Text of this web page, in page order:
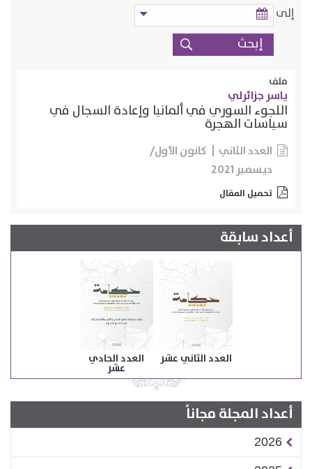
إلى
ملف
ياسر جزائرلي
اللجوء السوري في ألمانيا وإعادة السجال في
سياسات الهجرة
العدد الثاني
كانون الأول/
ديسمبر 2021
تحميل المقال
أعداد سابقة
العدد الثاني عشر العدد الحادي
عشر
أعداد المجلة مجاناً
2026